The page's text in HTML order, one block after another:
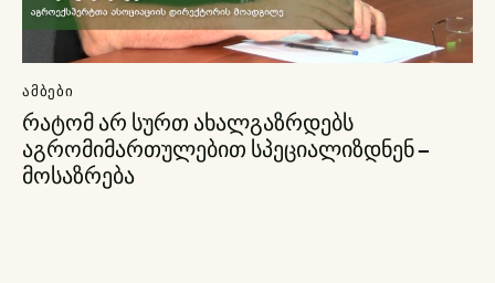
ᲐᲛᲑᲔᲑᲘ
რატომ არ სურთ ახალგაზრდებს
აგრომიმართულებით სპეციალიზდნენ –
მოსაზრება